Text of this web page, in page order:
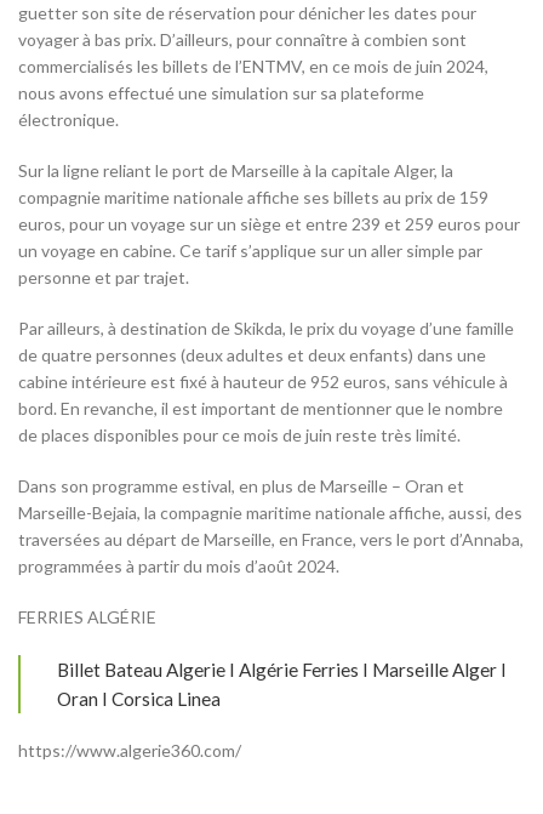
guetter son site de réservation pour dénicher les dates pour
voyager à bas prix. D’ailleurs, pour connaître à combien sont
commercialisés les billets de l’ENTMV, en ce mois de juin 2024,
nous avons effectué une simulation sur sa plateforme
électronique.
Sur la ligne reliant le port de Marseille à la capitale Alger, la
compagnie maritime nationale affiche ses billets au prix de 159
euros, pour un voyage sur un siège et entre 239 et 259 euros pour
un voyage en cabine. Ce tarif s’applique sur un aller simple par
personne et par trajet.
Par ailleurs, à destination de Skikda, le prix du voyage d’une famille
de quatre personnes (deux adultes et deux enfants) dans une
cabine intérieure est fixé à hauteur de 952 euros, sans véhicule à
bord. En revanche, il est important de mentionner que le nombre
de places disponibles pour ce mois de juin reste très limité.
Dans son programme estival, en plus de Marseille – Oran et
Marseille-Bejaia, la compagnie maritime nationale affiche, aussi, des
traversées au départ de Marseille, en France, vers le port d’Annaba,
programmées à partir du mois d’août 2024.
FERRIES ALGÉRIE
Billet Bateau Algerie I Algérie Ferries I Marseille Alger I
Oran I Corsica Linea
https://www.algerie360.com/